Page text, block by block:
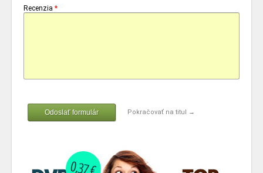
Recenzia *
Odoslať formulár Pokračovať na titul →